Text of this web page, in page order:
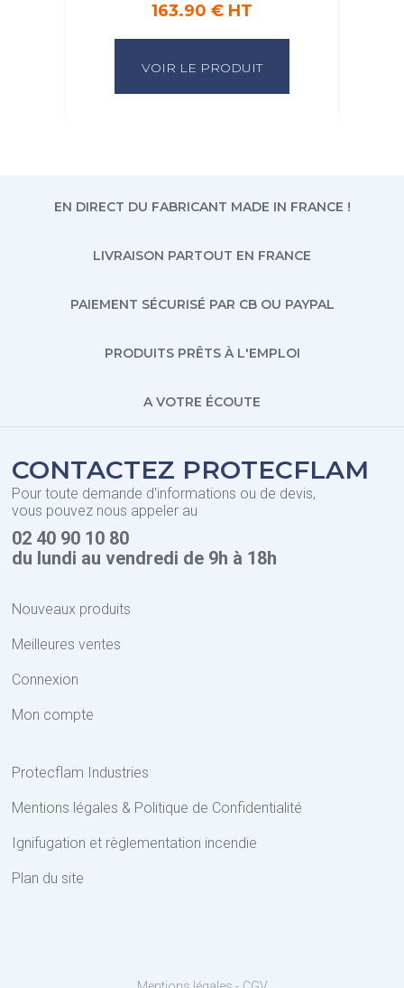
163.90 € HT
VOIR LE PRODUIT
EN DIRECT DU FABRICANT MADE IN FRANCE !
LIVRAISON PARTOUT EN FRANCE
PAIEMENT SÉCURISÉ PAR CB OU PAYPAL
PRODUITS PRÊTS À L'EMPLOI
A VOTRE ÉCOUTE
CONTACTEZ PROTECFLAM
Pour toute demande d'informations ou de devis,
vous pouvez nous appeler au
02 40 90 10 80
du lundi au vendredi de 9h à 18h
Nouveaux produits
Meilleures ventes
Connexion
Mon compte
Protecflam Industries
Mentions légales & Politique de Confidentialité
Ignifugation et règlementation incendie
Plan du site